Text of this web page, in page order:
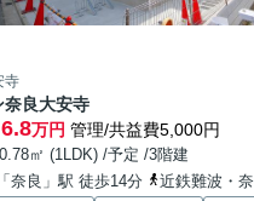
寺
奈良大安寺
6.8万円 管理/共益費5,000円
㎡ (1LDK) /予定 /3階建
奈良」駅 徒歩14分
近鉄難波・奈良線「近鉄奈良」駅